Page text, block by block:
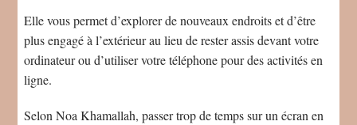
Elle vous permet d’explorer de nouveaux endroits et d’être
plus engagé à l’extérieur au lieu de rester assis devant votre
ordinateur ou d’utiliser votre téléphone pour des activités en
ligne.
Selon Noa Khamallah, passer trop de temps sur un écran en